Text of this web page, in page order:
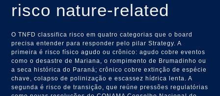
risco nature-related
O TNFD classifica risco em quatro categorias que o board
precisa entender para responder pelo pilar Strategy. A
primeira é risco físico agudo ou crônico: agudo cobre eventos
como o desastre de Mariana, o rompimento de Brumadinho ou
a seca histórica do Paraná; crônico cobre extinção de espécie
chave, colapso de polinização e escassez hídrica lenta. A
segunda é risco de transição, que reúne pressões regulatórias